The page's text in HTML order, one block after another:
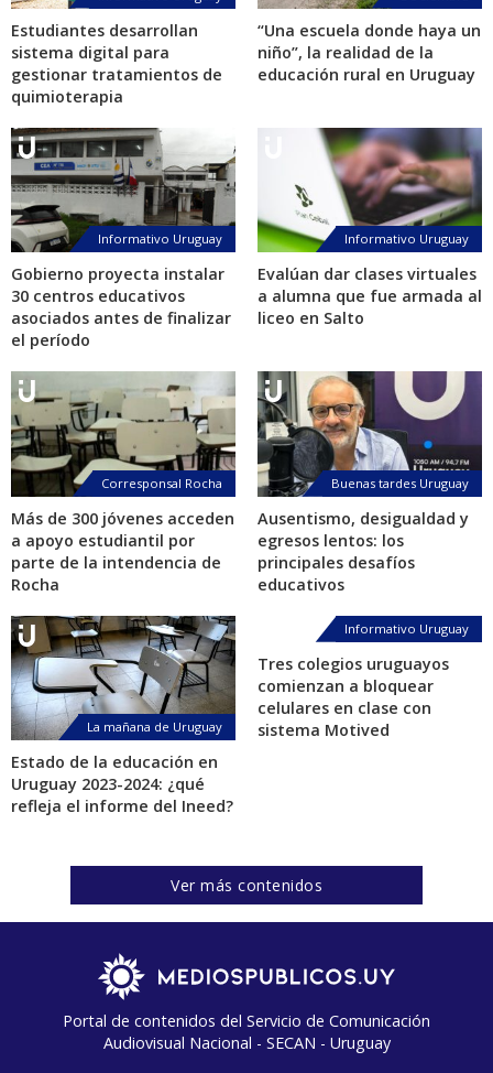
Estudiantes desarrollan
sistema digital para
gestionar tratamientos de
quimioterapia
“Una escuela donde haya un
niño”, la realidad de la
educación rural en Uruguay
Informativo Uruguay
Gobierno proyecta instalar
30 centros educativos
asociados antes de finalizar
el período
Informativo Uruguay
Evalúan dar clases virtuales
a alumna que fue armada al
liceo en Salto
Corresponsal Rocha
Más de 300 jóvenes acceden
a apoyo estudiantil por
parte de la intendencia de
Rocha
Buenas tardes Uruguay
Ausentismo, desigualdad y
egresos lentos: los
principales desafíos
educativos
La mañana de Uruguay
Estado de la educación en
Uruguay 2023-2024: ¿qué
refleja el informe del Ineed?
Informativo Uruguay
Tres colegios uruguayos
comienzan a bloquear
celulares en clase con
sistema Motived
Ver más contenidos
Portal de contenidos del Servicio de Comunicación
Audiovisual Nacional - SECAN - Uruguay